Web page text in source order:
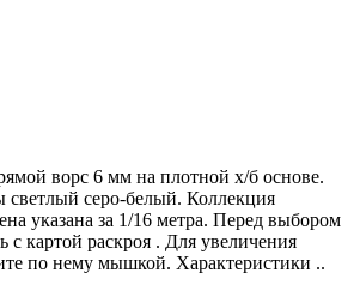
ворс 6 мм на плотной х/б основе.
светлый серо-белый. Коллекция
указана за 1/16 метра. Перед выбором
с картой раскроя . Для увеличения
по нему мышкой. Характеристики ..